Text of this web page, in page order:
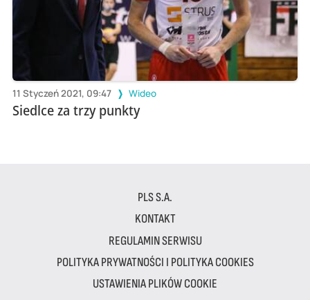
11 Styczeń 2021, 09:47 Wideo
Siedlce za trzy punkty
PLS S.A.
KONTAKT
REGULAMIN SERWISU
POLITYKA PRYWATNOŚCI I POLITYKA COOKIES
USTAWIENIA PLIKÓW COOKIE